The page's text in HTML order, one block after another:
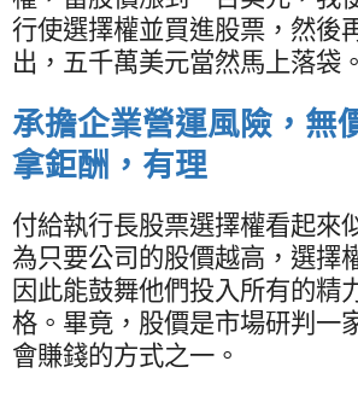
行使選擇權並買進股票，然後
出，五千萬美元當然馬上落袋。
承擔企業營運風險，
拿鉅酬，有理
付給執行長股票選擇權看起來
為只要公司的股價越高，選擇
因此能鼓舞他們投入所有的精
格。畢竟，股價是市場研判一
會賺錢的方式之一。